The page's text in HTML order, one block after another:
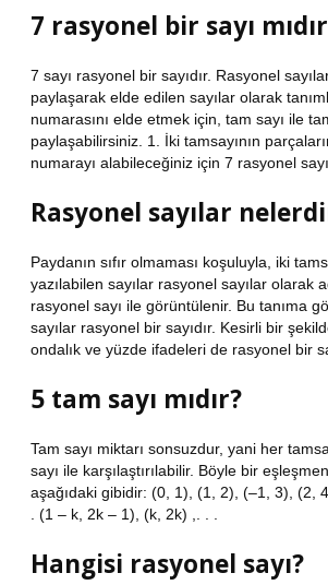
7 rasyonel bir sayı
7 sayı rasyonel bir sayıdır. Rasyonel
paylaşarak elde edilen sayılar olarak
numarasını elde etmek için, tam sayı ile
paylaşabilirsiniz. 1. İki tamsayının
numarayı alabileceğiniz için 7 rasyonel
Rasyonel sayılar
Paydanın sıfır olmaması koşuluyla, iki
yazılabilen sayılar rasyonel sayılar olarak
rasyonel sayı ile görüntülenir. Bu tanıma
sayılar rasyonel bir sayıdır. Kesirli bir
ondalık ve yüzde ifadeleri de rasyonel bir
5 tam sayı mıdır?
Tam sayı miktarı sonsuzdur, yani her
sayı ile karşılaştırılabilir. Böyle bir
aşağıdaki gibidir: (0, 1), (1, 2), (–1, 3), (2,
. (1 – k, 2k – 1), (k, 2k) ,. . .
Hangisi rasyonel sayı?